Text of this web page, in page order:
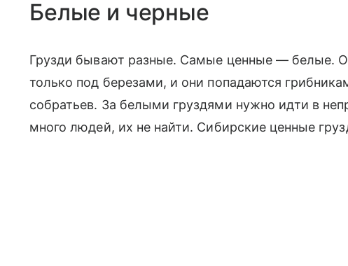
Белые и черные
Грузди бывают разные. Самые ценные — белые.
только под березами, и они попадаются
собратьев. За белыми груздями нужно идти в
много людей, их не найти. Сибирские ценные